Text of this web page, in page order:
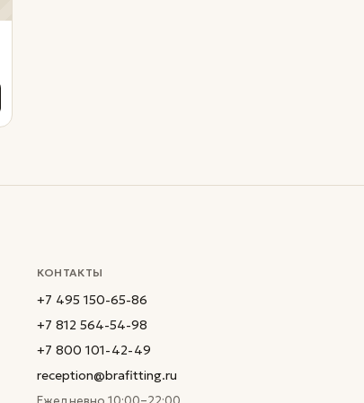
КОНТАКТЫ
+7 495 150-65-86
+7 812 564-54-98
+7 800 101-42-49
reception@brafitting.ru